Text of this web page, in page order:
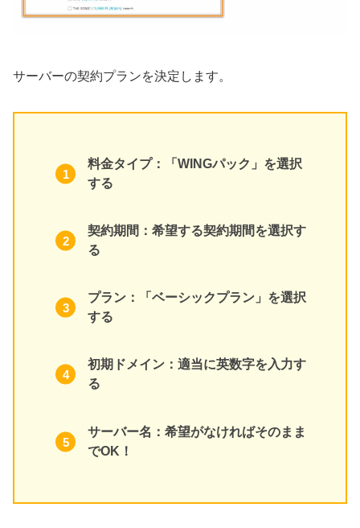
サーバーの契約プランを決定します。
料金タイプ：「WINGパック」を選択
する
契約期間：希望する契約期間を選択す
る
プラン：「ベーシックプラン」を選択
する
初期ドメイン：適当に英数字を入力す
る
サーバー名：希望がなければそのまま
でOK！